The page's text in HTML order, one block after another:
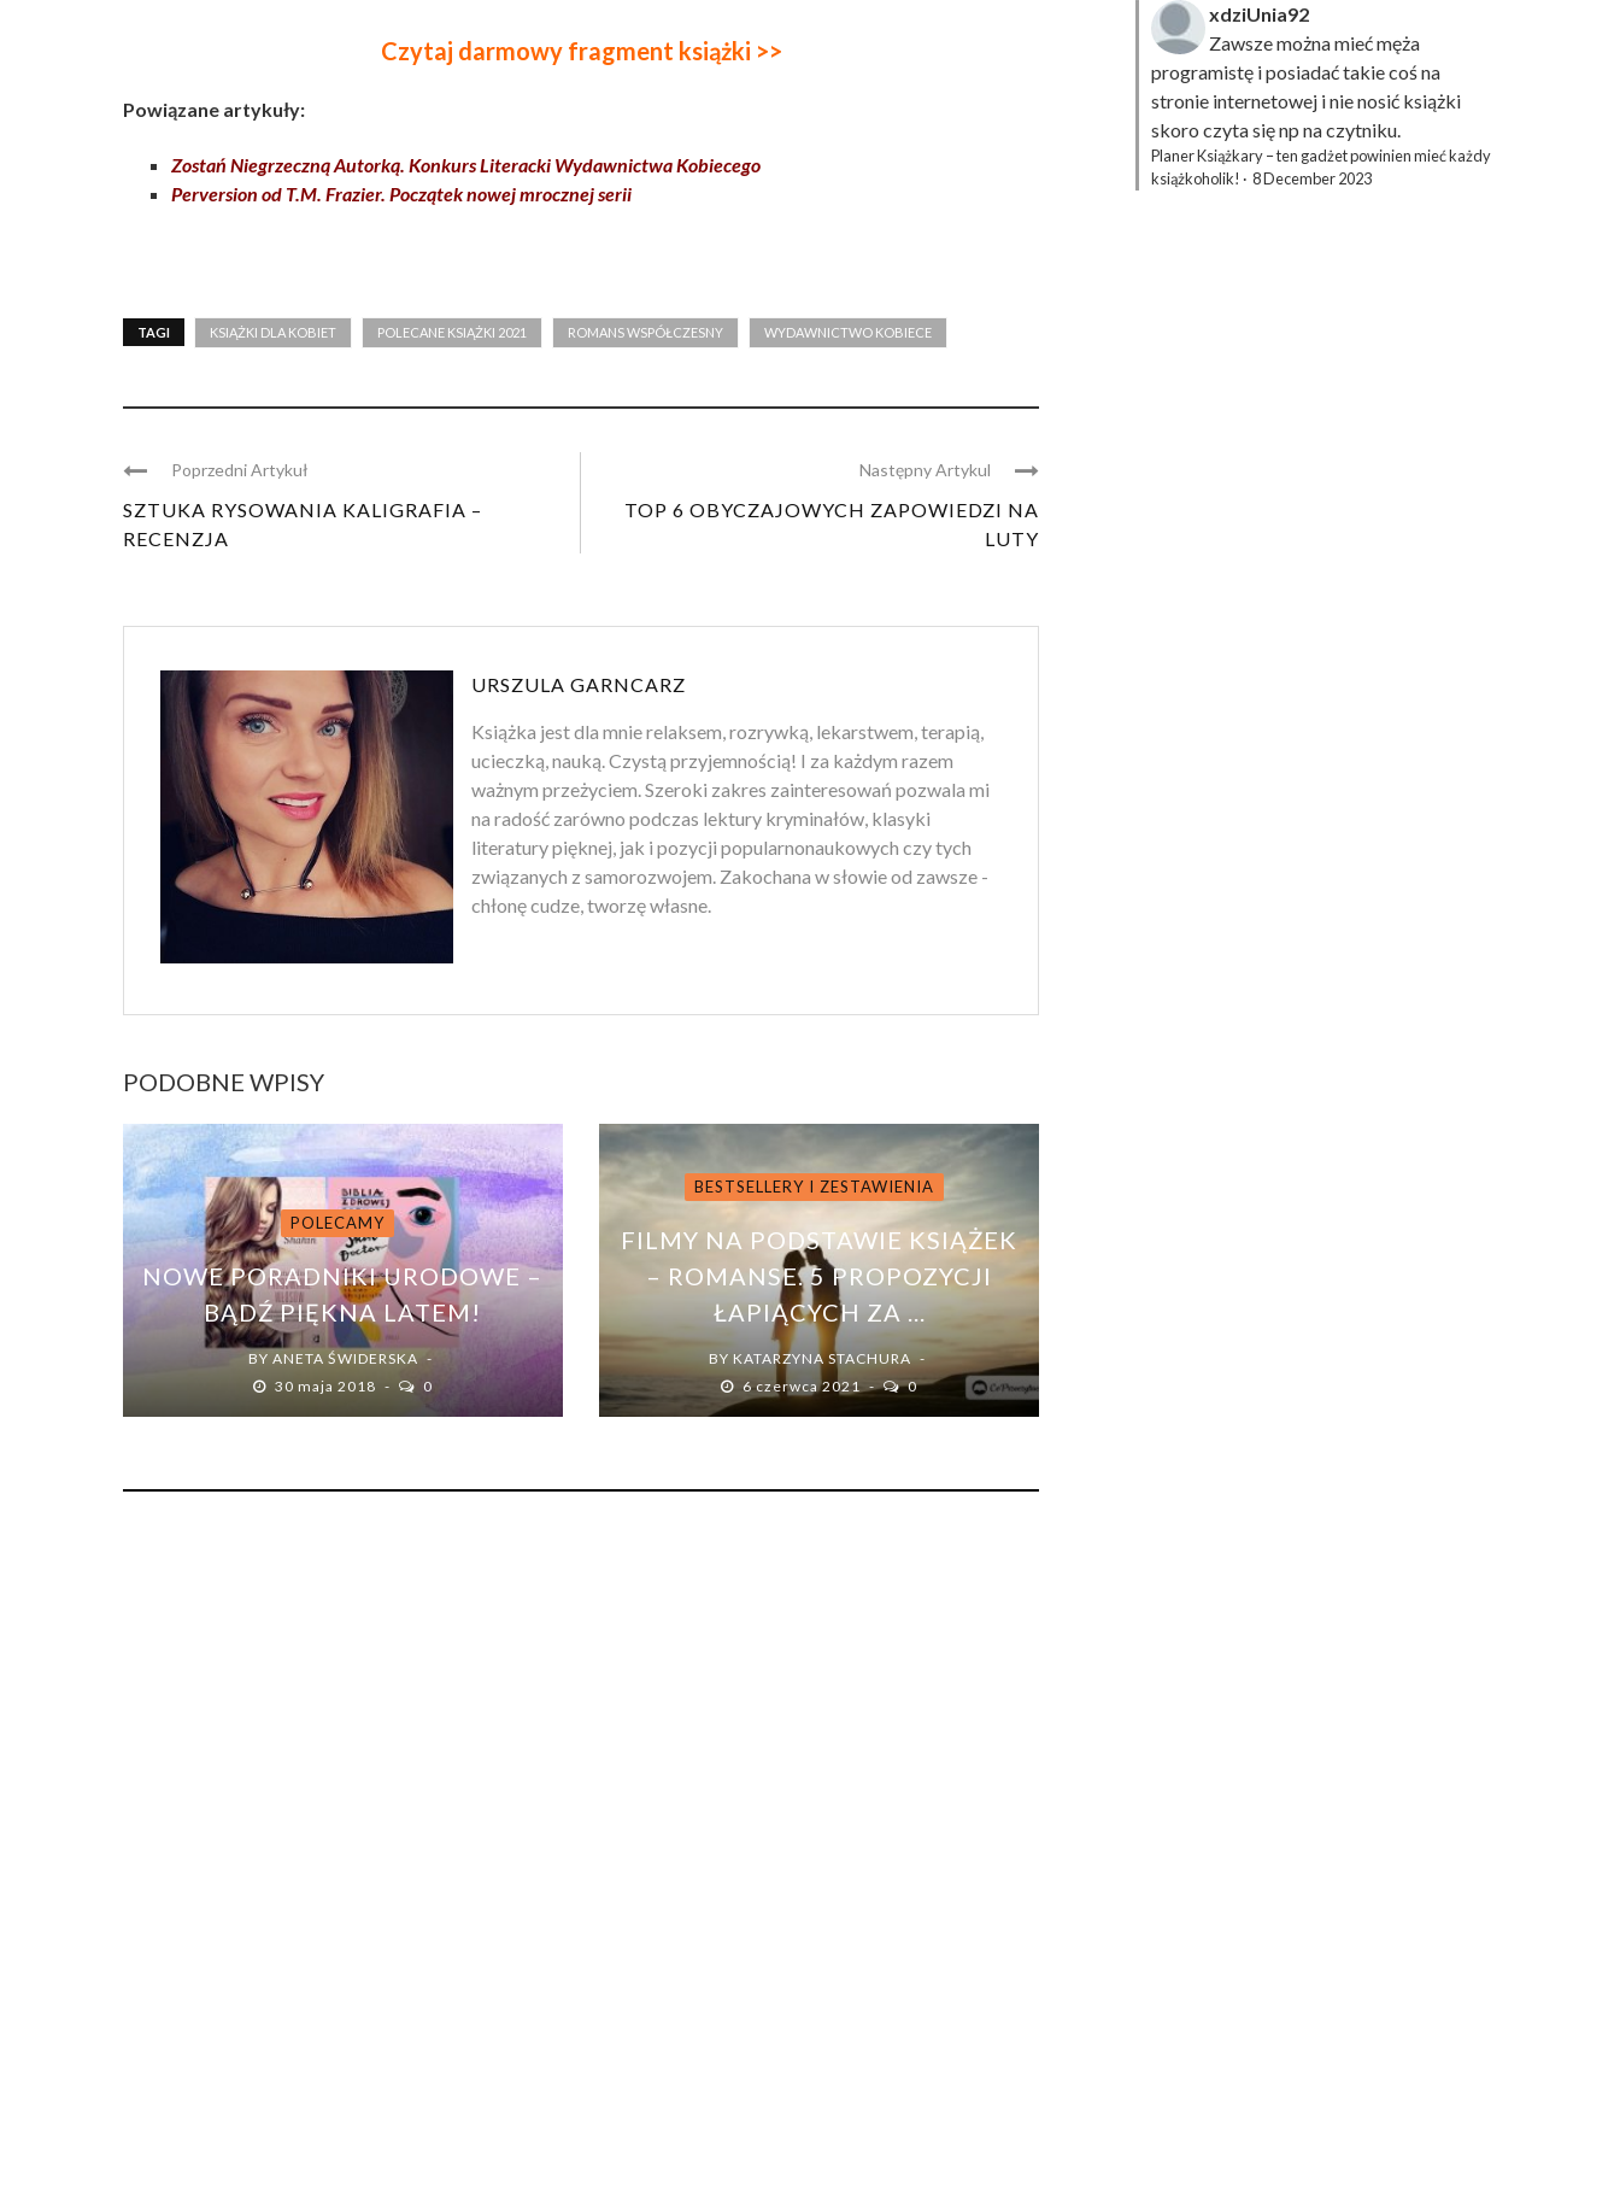
Czytaj darmowy fragment książki >>
Powiązane artykuły:
Zostań Niegrzeczną Autorką. Konkurs Literacki Wydawnictwa Kobiecego
Perversion od T.M. Frazier. Początek nowej mrocznej serii
TAGI KSIĄŻKI DLA KOBIET POLECANE KSIĄŻKI 2021 ROMANS WSPÓŁCZESNY WYDAWNICTWO KOBIECE
Poprzedni Artykuł
SZTUKA RYSOWANIA KALIGRAFIA –
RECENZJA
Następny Artykul
TOP 6 OBYCZAJOWYCH ZAPOWIEDZI NA
LUTY
URSZULA GARNCARZ
Książka jest dla mnie relaksem, rozrywką, lekarstwem, terapią,
ucieczką, nauką. Czystą przyjemnością! I za każdym razem
ważnym przeżyciem. Szeroki zakres zainteresowań pozwala mi
na radość zarówno podczas lektury kryminałów, klasyki
literatury pięknej, jak i pozycji popularnonaukowych czy tych
związanych z samorozwojem. Zakochana w słowie od zawsze -
chłonę cudze, tworzę własne.
PODOBNE WPISY
POLECAMY
NOWE PORADNIKI URODOWE –
BĄDŹ PIĘKNA LATEM!
BY ANETA ŚWIDERSKA
30 maja 2018
0
BESTSELLERY I ZESTAWIENIA
FILMY NA PODSTAWIE KSIĄŻEK
– ROMANSE. 5 PROPOZYCJI
ŁAPIĄCYCH ZA ...
BY KATARZYNA STACHURA
6 czerwca 2021
0
xdziUnia92
Zawsze można mieć męża
programistę i posiadać takie coś na
stronie internetowej i nie nosić książki
skoro czyta się np na czytniku.
Planer Książkary – ten gadżet powinien mieć każdy
książkoholik! · 8 December 2023